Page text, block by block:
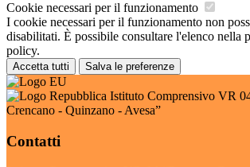
Cookie necessari per il funzionamento
I cookie necessari per il funzionamento non
disabilitati. È possibile consultare l'elenco nella
policy.
Accetta tutti Salva le preferenze
Istituto Comprensivo VR
Crencano - Quinzano - Avesa”
Contatti